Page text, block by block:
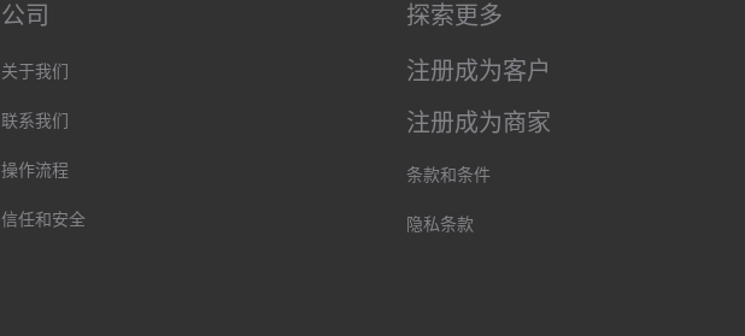
公司
关于我们
联系我们
操作流程
信任和安全
探索更多
注册成为客户
注册成为商家
条款和条件
隐私条款